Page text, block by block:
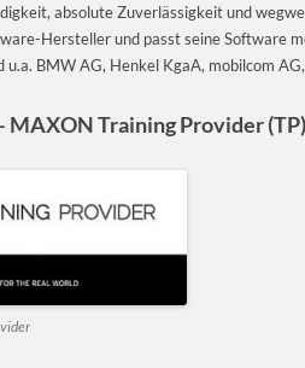
absolute Zuverlässigkeit und
Hersteller und passt seine Software
u.a. BMW AG, Henkel KgaA, mobilcom
MAXON Training Provider